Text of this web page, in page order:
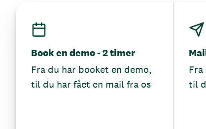
Book en demo - 2 timer
Fra du har booket en demo,
til du har fået en mail fra os
til